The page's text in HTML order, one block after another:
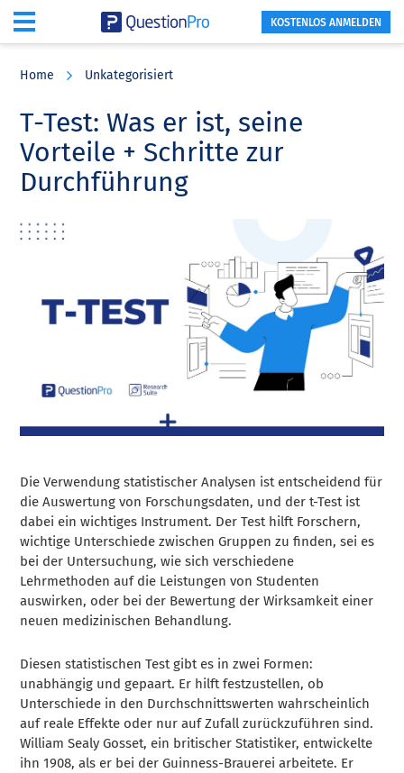
content
sidebar
KOSTENLOS ANMELDEN
Home Unkategorisiert
T-Test: Was er ist, seine
Vorteile + Schritte zur
Durchführung
Die Verwendung statistischer Analysen ist entscheidend für
die Auswertung von Forschungsdaten, und der t-Test ist
dabei ein wichtiges Instrument. Der Test hilft Forschern,
wichtige Unterschiede zwischen Gruppen zu finden, sei es
bei der Untersuchung, wie sich verschiedene
Lehrmethoden auf die Leistungen von Studenten
auswirken, oder bei der Bewertung der Wirksamkeit einer
neuen medizinischen Behandlung.
Diesen statistischen Test gibt es in zwei Formen:
unabhängig und gepaart. Er hilft festzustellen, ob
Unterschiede in den Durchschnittswerten wahrscheinlich
auf reale Effekte oder nur auf Zufall zurückzuführen sind.
William Sealy Gosset, ein britischer Statistiker, entwickelte
ihn 1908, als er bei der Guinness-Brauerei arbeitete. Er